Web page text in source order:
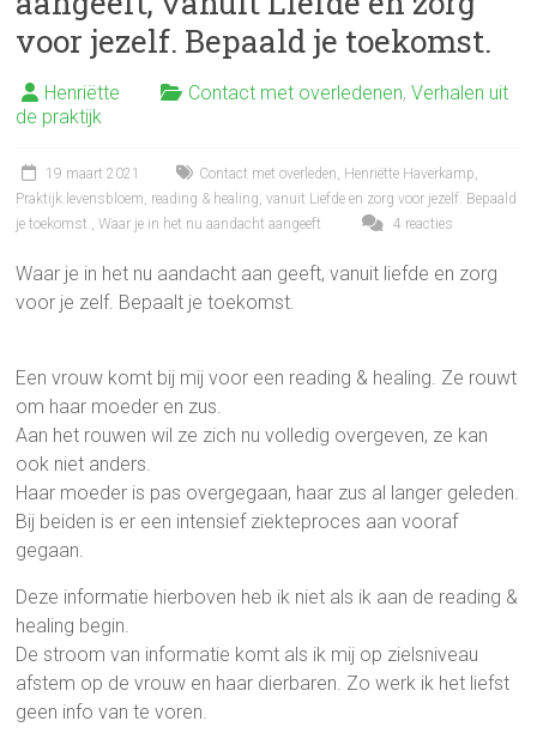
o
ok
voor jezelf. Bepaald je toekomst.
Henriëtte Contact met overledenen,Verhalen uit
de praktijk
19 maart 2021 Contact met overleden, Henriëtte Haverkamp,
Praktijk.levensbloem, reading & healing,vanuit Liefde en zorg voor jezelf. Bepaald
je toekomst.,Waar je in het nu aandacht aangeeft 4 reacties
Waar je in het nu aandacht aan geeft, vanuit liefde en zorg
voor je zelf. Bepaalt je toekomst.
Een vrouw komt bij mij voor een reading & healing. Ze rouwt
om haar moeder en zus.
Aan het rouwen wil ze zich nu volledig overgeven, ze kan
ook niet anders.
Haar moeder is pas overgegaan, haar zus al langer geleden.
Bij beiden is er een intensief ziekteproces aan vooraf
gegaan.
Deze informatie hierboven heb ik niet als ik aan de reading &
healing begin.
De stroom van informatie komt als ik mij op zielsniveau
afstem op de vrouw en haar dierbaren. Zo werk ik het liefst
geen info van te voren.